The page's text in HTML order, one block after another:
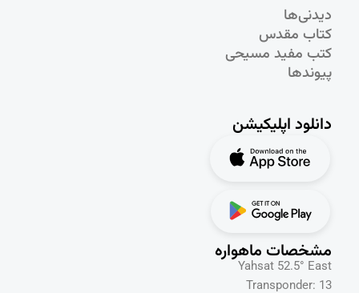
دیدنی‌ها
کتاب مقدس
کتب مفید مسیحی
پیوندها
دانلود اپلیکیشن
مشخصات ماهواره
Yahsat 52.5° East
Transponder: 13